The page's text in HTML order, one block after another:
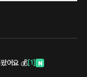
어요 💰[1] N